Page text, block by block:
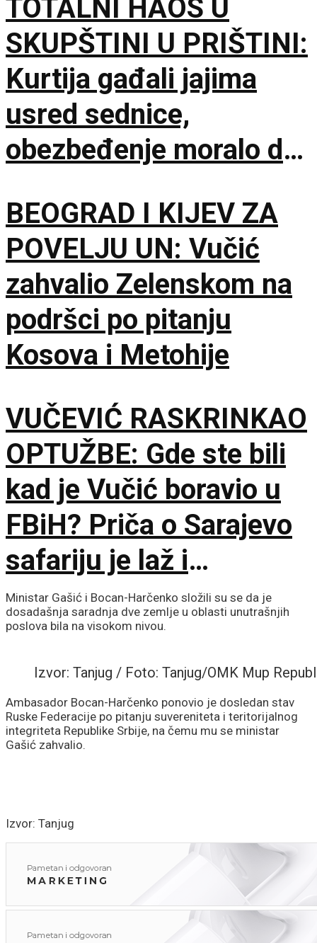
TOTALNI HAOS U
SKUPŠTINI U PRIŠTINI:
Kurtija gađali jajima
usred sednice,
obezbeđenje moralo da
BEOGRAD I KIJEV ZA
POVELJU UN: Vučić
zahvalio Zelenskom na
podršci po pitanju
Kosova i Metohije
VUČEVIĆ RASKRINKAO
OPTUŽBE: Gde ste bili
kad je Vučić boravio u
FBiH? Priča o Sarajevo
safariju je laž i
propaganda
Ministar Gašić i Bocan-Harčenko složili su se da je
dosadašnja saradnja dve zemlje u oblasti unutrašnjih
poslova bila na visokom nivou.
Izvor: Tanjug / Foto: Tanjug/OMK Mup
Ambasador Bocan-Harčenko ponovio je dosledan stav
Ruske Federacije po pitanju suvereniteta i teritorijalnog
integriteta Republike Srbije, na čemu mu se ministar
Gašić zahvalio.
Izvor: Tanjug